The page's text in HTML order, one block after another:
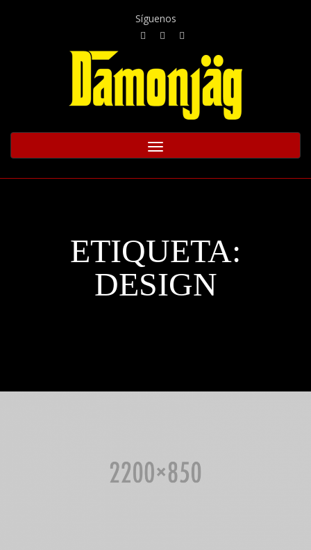
Síguenos
Toggle
navigation
ETIQUETA:
DESIGN